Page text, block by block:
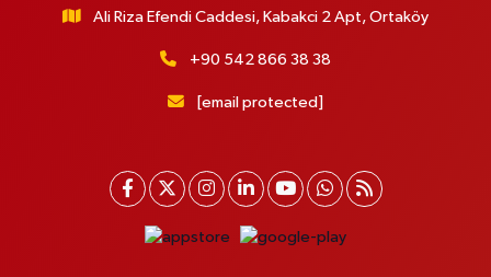
Ali Riza Efendi Caddesi, Kabakci 2 Apt, Ortaköy
+90 542 866 38 38
[email protected]